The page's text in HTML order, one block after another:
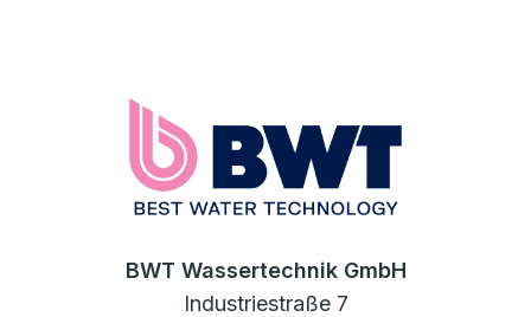
BWT Wassertechnik GmbH
Industriestraße 7